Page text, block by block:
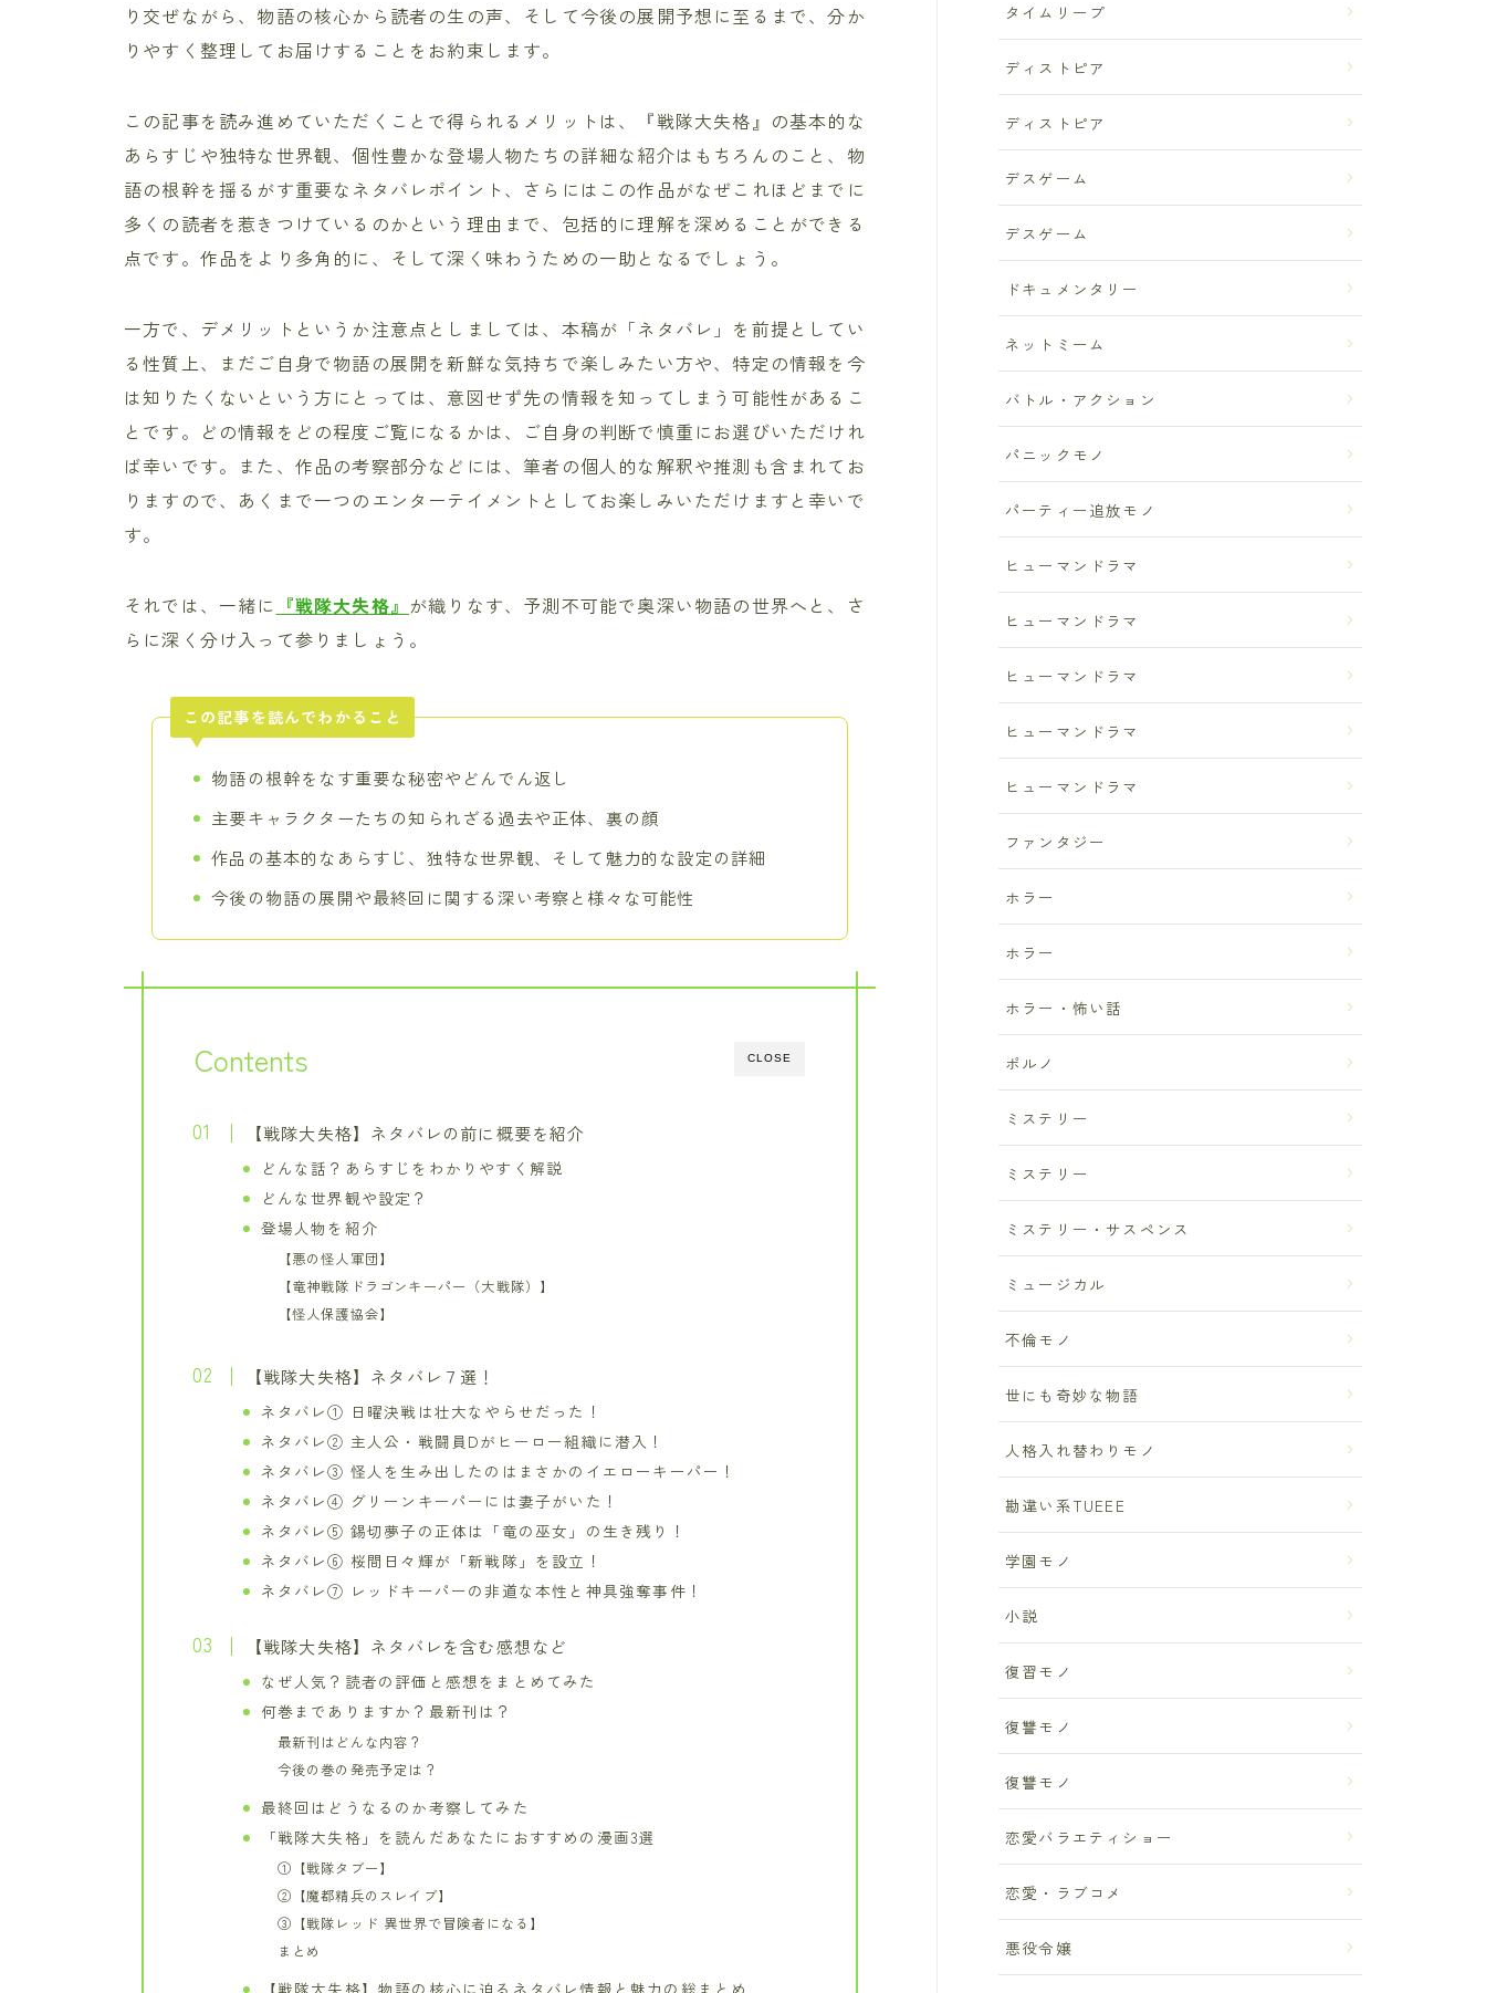
り交ぜながら、物語の核心から読者の生の声、そして今後の展開予想に至るまで、分か
りやすく整理してお届けすることをお約束します。
この記事を読み進めていただくことで得られるメリットは、『戦隊大失格』の基本的な
あらすじや独特な世界観、個性豊かな登場人物たちの詳細な紹介はもちろんのこと、物
語の根幹を揺るがす重要なネタバレポイント、さらにはこの作品がなぜこれほどまでに
多くの読者を惹きつけているのかという理由まで、包括的に理解を深めることができる
点です。作品をより多角的に、そして深く味わうための一助となるでしょう。
一方で、デメリットというか注意点としましては、本稿が「ネタバレ」を前提としてい
る性質上、まだご自身で物語の展開を新鮮な気持ちで楽しみたい方や、特定の情報を今
は知りたくないという方にとっては、意図せず先の情報を知ってしまう可能性があるこ
とです。どの情報をどの程度ご覧になるかは、ご自身の判断で慎重にお選びいただけれ
ば幸いです。また、作品の考察部分などには、筆者の個人的な解釈や推測も含まれてお
りますので、あくまで一つのエンターテイメントとしてお楽しみいただけますと幸いで
す。
それでは、一緒に 『戦隊大失格』 が織りなす、予測不可能で奥深い物語の世界へと、さ
らに深く分け入って参りましょう。
この記事を読んでわかること
物語の根幹をなす重要な秘密やどんでん返し
主要キャラクターたちの知られざる過去や正体、裏の顔
作品の基本的なあらすじ、独特な世界観、そして魅力的な設定の詳細
今後の物語の展開や最終回に関する深い考察と様々な可能性
CLOSE
Contents
【戦隊大失格】ネタバレの前に概要を紹介
どんな話？あらすじをわかりやすく解説
どんな世界観や設定？
登場人物を紹介
【悪の怪人軍団】
【竜神戦隊ドラゴンキーパー（大戦隊）】
【怪人保護協会】
【戦隊大失格】ネタバレ７選！
ネタバレ① 日曜決戦は壮大なやらせだった！
ネタバレ② 主人公・戦闘員Dがヒーロー組織に潜入！
ネタバレ③ 怪人を生み出したのはまさかのイエローキーパー！
ネタバレ④ グリーンキーパーには妻子がいた！
ネタバレ⑤ 錫切夢子の正体は「竜の巫女」の生き残り！
ネタバレ⑥ 桜間日々輝が「新戦隊」を設立！
ネタバレ⑦ レッドキーパーの非道な本性と神具強奪事件！
【戦隊大失格】ネタバレを含む感想など
なぜ人気？読者の評価と感想をまとめてみた
何巻までありますか？最新刊は？
最新刊はどんな内容？
今後の巻の発売予定は？
最終回はどうなるのか考察してみた
「戦隊大失格」を読んだあなたにおすすめの漫画3選
①【戦隊タブー】
②【魔都精兵のスレイブ】
③【戦隊レッド 異世界で冒険者になる】
まとめ
【戦隊大失格】物語の核心に迫るネタバレ情報と魅力の総まとめ
タイムリープ
ディストピア
ディストピア
デスゲーム
デスゲーム
ドキュメンタリー
ネットミーム
バトル・アクション
パニックモノ
パーティー追放モノ
ヒューマンドラマ
ヒューマンドラマ
ヒューマンドラマ
ヒューマンドラマ
ヒューマンドラマ
ファンタジー
ホラー
ホラー
ホラー・怖い話
ポルノ
ミステリー
ミステリー
ミステリー・サスペンス
ミュージカル
不倫モノ
世にも奇妙な物語
人格入れ替わりモノ
勘違い系TUEEE
学園モノ
小説
復習モノ
復讐モノ
復讐モノ
恋愛バラエティショー
恋愛・ラブコメ
悪役令嬢